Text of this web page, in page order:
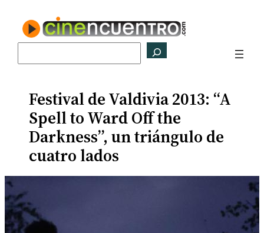
contenido
Festival de Valdivia 2013: “A
Spell to Ward Off the
Darkness”, un triángulo de
cuatro lados